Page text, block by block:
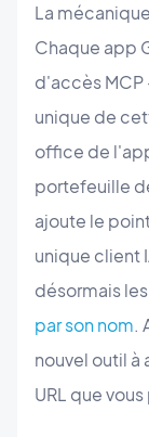
La
Chaque app
d'accès
unique de
office de
portefeuille
ajoute le
unique client
désormais
par son nom.
nouvel outil
URL que